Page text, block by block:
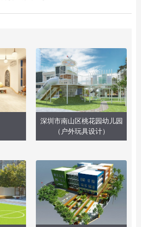
深圳市南山区桃花园幼儿园
（户外玩具设计）